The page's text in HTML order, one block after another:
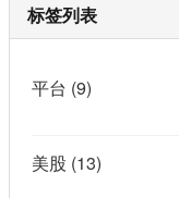
标签列表
平台 (9)
美股 (13)